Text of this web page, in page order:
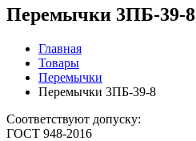
Перемычки 3ПБ-39-8
Главная
Товары
Перемычки
Перемычки 3ПБ-39-8
Соответствуют допуску:
ГОСТ 948-2016